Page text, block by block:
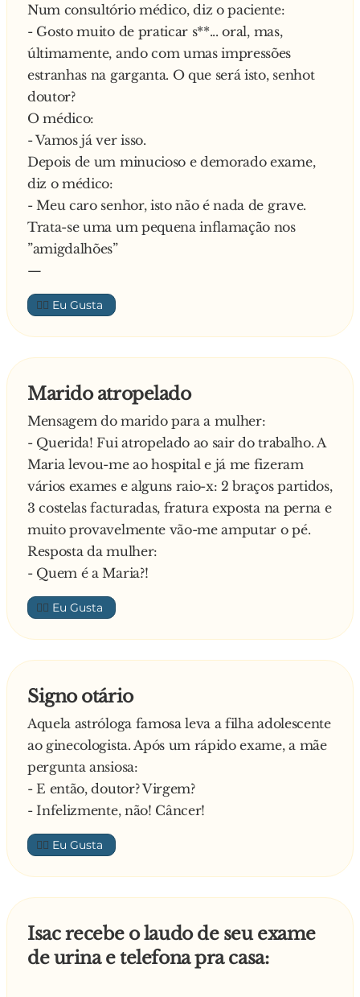
- Está tudo ótpimo com a senhora. Existe
alguma coisa que a preocupa?
A senhora diz que não tem nenhuma pergunta
ou preocupação. O medico, aproveita e
pergunta:
- O seu marido diz ter um problema um pouco
estranho. Ele disse-me que sente muito frio
depois de fazer s**... a primeira vez e que sente
muito calor depois da segunda. A senhora tem
ideia do porquê?
Responde a velhinha:
- Oh, aquele velho maluco! É porque a primeira
é em Janeiro e a segunda em Julho
Num consultório médico, diz o paciente:
- Gosto muito de praticar s**... oral, mas,
últimamente, ando com umas impressões
estranhas na garganta. O que será isto, senhot
doutor?
O médico:
- Vamos já ver isso.
Depois de um minucioso e demorado exame,
diz o médico:
- Meu caro senhor, isto não é nada de grave.
Trata-se uma um pequena inflamação nos
”amigdalhões”
—
👍🏼
Marido atropelado
Mensagem do marido para a mulher:
- Querida! Fui atropelado ao sair do trabalho. A
Maria levou-me ao hospital e já me fizeram
vários exames e alguns raio-x: 2 braços partidos,
3 costelas facturadas, fratura exposta na perna e
muito provavelmente vão-me amputar o pé.
Resposta da mulher:
- Quem é a Maria?!
👍🏼
Signo otário
Aquela astróloga famosa leva a filha adolescente
ao ginecologista. Após um rápido exame, a mãe
pergunta ansiosa:
- E então, doutor? Virgem?
- Infelizmente, não! Câncer!
👍🏼
Isac recebe o laudo de seu exame
de urina e telefona pra casa: